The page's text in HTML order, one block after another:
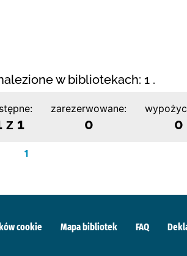
w bibliotekach: 1 .
z 1
zarezerwowane:
0 0
1
cookie Mapa bibliotek FAQ